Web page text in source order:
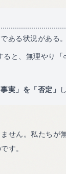
である状況がある。
ると、無理やり
実」を「否定」
せん。私たちが
す。